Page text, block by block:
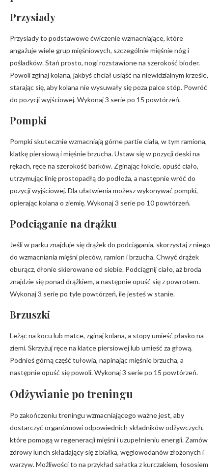
Przysiady
Przysiady to podstawowe ćwiczenie wzmacniające, które
angażuje wiele grup mięśniowych, szczególnie mięśnie nóg i
pośladków. Stań prosto, nogi rozstawione na szerokość bioder.
Powoli zginaj kolana, jakbyś chciał usiąść na niewidzialnym krześle,
starając się, aby kolana nie wysuwały się poza palce stóp. Powróć
do pozycji wyjściowej. Wykonaj 3 serie po 15 powtórzeń.
Pompki
Pompki skutecznie wzmacniają górne partie ciała, w tym ramiona,
klatkę piersiową i mięśnie brzucha. Ustaw się w pozycji deski na
rękach, ręce na szerokość barków. Zginając łokcie, opuść ciało,
utrzymując linię prostopadłą do podłoża, a następnie wróć do
pozycji wyjściowej. Dla ułatwienia możesz wykonywać pompki,
opierając kolana o ziemię. Wykonaj 3 serie po 10 powtórzeń.
Podciąganie na drążku
Jeśli w parku znajduje się drążek do podciągania, skorzystaj z niego
do wzmacniania mięśni pleców, ramion i brzucha. Chwyć drążek
oburącz, dłonie skierowane od siebie. Podciągnij ciało, aż broda
znajdzie się ponad drążkiem, a następnie opuść się z powrotem.
Wykonaj 3 serie po tyle powtórzeń, ile jesteś w stanie.
Brzuszki
Leżąc na kocu lub matce, zginaj kolana, a stopy umieść płasko na
ziemi. Skrzyżuj ręce na klatce piersiowej lub umieść za głową.
Podnieś górną część tułowia, napinając mięśnie brzucha, a
następnie opuść się powoli. Wykonaj 3 serie po 15 powtórzeń.
Odżywianie po treningu
Po zakończeniu treningu wzmacniającego ważne jest, aby
dostarczyć organizmowi odpowiednich składników odżywczych,
które pomogą w regeneracji mięśni i uzupełnieniu energii. Zamów
zdrowy lunch składający się z białka, węglowodanów złożonych i
warzyw. Możliwości to na przykład sałatka z kurczakiem, łososiem